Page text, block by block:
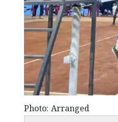
Photo: Arranged